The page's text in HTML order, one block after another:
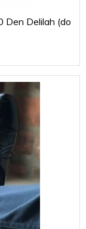
Den Delilah (do